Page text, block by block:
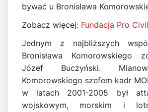
bywać u Bronisława
Zobacz więcej: Fundacja Pro
Jednym z najbliższych
Bronisława Komorowskiego
Józef Buczyński.
Komorowskiego szefem kadr
w latach 2001-2005 był
wojskowym, morskim i